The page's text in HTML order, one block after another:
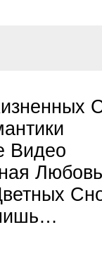
Видео
Любовь